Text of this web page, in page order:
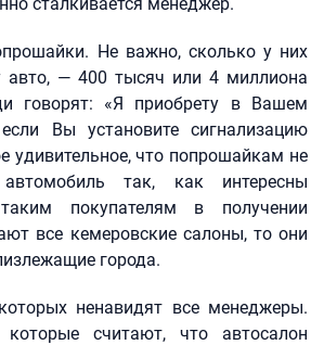
Не важно, сколько у них
авто, — 400 тысяч или 4 миллиона
говорят: «Я приобрету в Вашем
Вы установите сигнализацию
удивительное, что попрошайкам не
так, как интересны
покупателям в получении
все кемеровские салоны, то они
города.
ненавидят все менеджеры.
которые считают, что автосалон